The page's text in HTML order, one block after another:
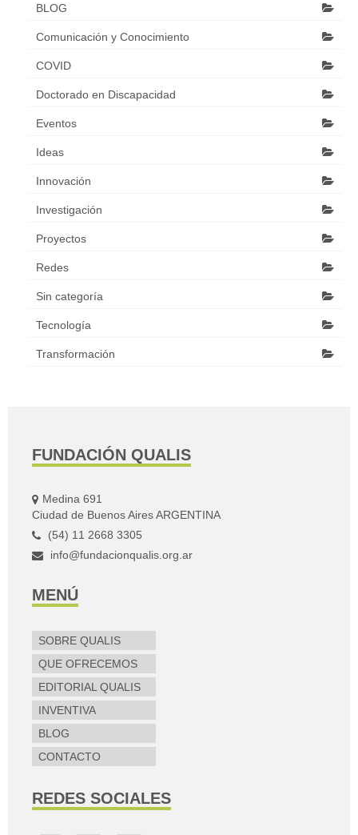
BLOG
Comunicación y Conocimiento
COVID
Doctorado en Discapacidad
Eventos
Ideas
Innovación
Investigación
Proyectos
Redes
Sin categoría
Tecnología
Transformación
FUNDACIÓN QUALIS
Medina 691
Ciudad de Buenos Aires ARGENTINA
(54) 11 2668 3305
info@fundacionqualis.org.ar
MENÚ
SOBRE QUALIS
QUE OFRECEMOS
EDITORIAL QUALIS
INVENTIVA
BLOG
CONTACTO
REDES SOCIALES